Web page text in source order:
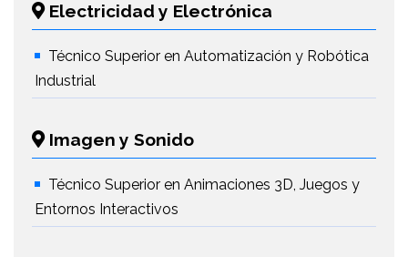
Electricidad y Electrónica
Técnico Superior en Automatización y Robótica
Industrial
Imagen y Sonido
Técnico Superior en Animaciones 3D, Juegos y
Entornos Interactivos